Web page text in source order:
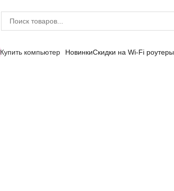
Купить компьютер НовинкиСкидки на Wi-Fi роутеры